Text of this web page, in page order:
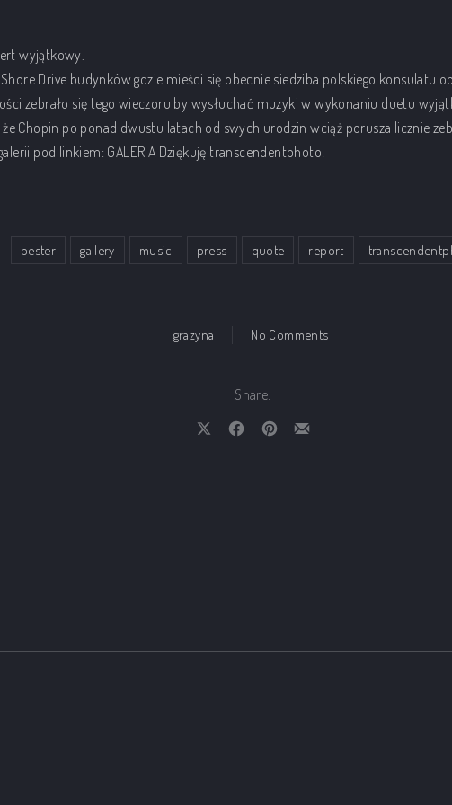
wyjątkowy.
Drive budynków gdzie mieści się obecnie siedziba polskiego konsulatu
zebrało się tego wieczoru by wysłuchać muzyki w wykonaniu duetu
że Chopin po ponad dwustu latach od swych urodzin wciąż porusza licznie
pod linkiem: GALERIA Dziękuję transcendentphoto!
bester gallery music press quote report
grazyna No Commentson Chopin i
Share: